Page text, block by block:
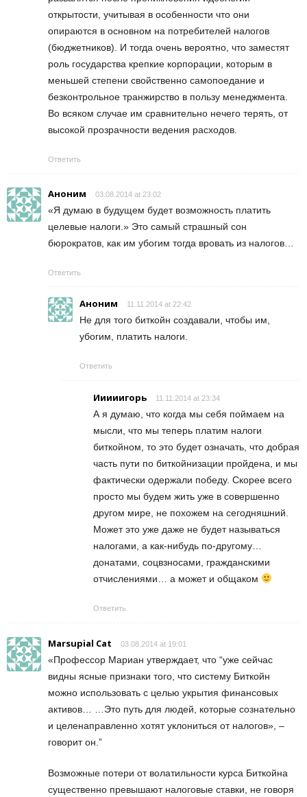
открытости, учитывая в особенности что они
опираются в основном на потребителей налогов
(бюджетников). И тогда очень вероятно, что заместят
роль государства крепкие корпорации, которым в
меньшей степени свойственно самопоедание и
безконтрольное транжирство в пользу менеджмента.
Во всяком случае им сравнительно нечего терять, от
высокой прозрачности ведения расходов.
Ответить
Аноним 03.08.2014 at 23:02
«Я думаю в будущем будет возможность платить
целевые налоги.» Это самый страшный сон
бюрократов, как им убогим тогда вровать из налогов…
Ответить
Аноним 11.11.2014 at 22:42
Не для того биткойн создавали, чтобы им,
убогим, платить налоги.
Ответить
Ииииигорь 11.11.2014 at 23:34
А я думаю, что когда мы себя поймаем на
мысли, что мы теперь платим налоги
биткойном, то это будет означать, что добрая
часть пути по биткойнизации пройдена, и мы
фактически одержали победу. Скорее всего
просто мы будем жить уже в совершенно
другом мире, не похожем на сегодняшний.
Может это уже даже не будет называться
налогами, а как-нибудь по-другому…
донатами, соцвзносами, гражданскими
отчислениями… а может и общаком
Ответить
Marsupial Cat 03.08.2014 at 19:01
«Профессор Мариан утверждает, что “уже сейчас
видны ясные признаки того, что систему Биткойн
можно использовать с целью укрытия финансовых
активов… …Это путь для людей, которые сознательно
и целенаправленно хотят уклониться от налогов», –
говорит он.”
Возможные потери от волатильности курса Биткойна
существенно превышают налоговые ставки, не говоря